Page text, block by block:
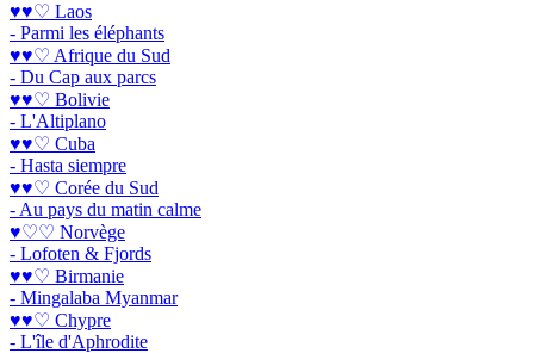
♥♥♡ Laos
- Parmi les éléphants
♥♥♡ Afrique du Sud
- Du Cap aux parcs
♥♥♡ Bolivie
- L'Altiplano
♥♥♡ Cuba
- Hasta siempre
♥♥♡ Corée du Sud
- Au pays du matin calme
♥♡♡ Norvège
- Lofoten & Fjords
♥♥♡ Birmanie
- Mingalaba Myanmar
♥♥♡ Chypre
- L'île d'Aphrodite